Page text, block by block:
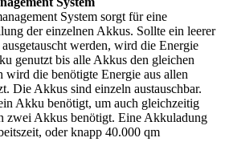
System sorgt für eine
der einzelnen Akkus. Sollte ein leerer
werden, wird die Energie
genutzt bis alle Akkus den gleichen
wird die benötigte Energie aus allen
Die Akkus sind einzeln austauschbar.
Akku benötigt, um auch gleichzeitig
zwei Akkus benötigt. Eine Akkuladung
oder knapp 40.000 qm